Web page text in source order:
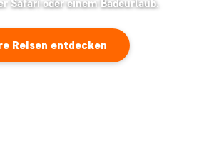
Safari oder einem Badeurlaub.
Reisen entdecken